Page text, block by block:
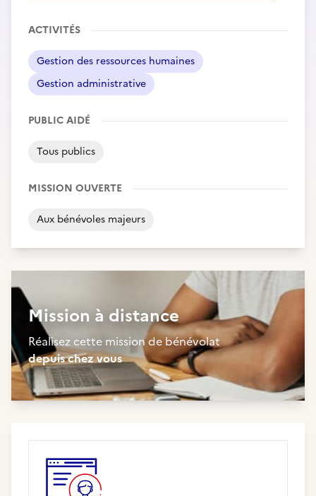
ACTIVITÉS
Gestion des ressources humaines
Gestion administrative
PUBLIC AIDÉ
Tous publics
MISSION OUVERTE
Aux bénévoles majeurs
Mission à distance
Réalisez cette mission de bénévolat
depuis chez vous